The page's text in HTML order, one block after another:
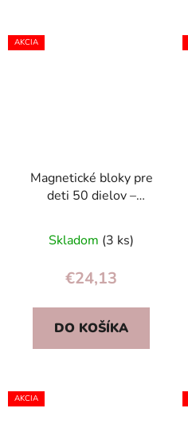
AKCIA
Magnetické bloky pre
deti 50 dielov –
STEM, kreatívna hra 3+
Skladom (3 ks)
€24,13
DO KOŠÍKA
AKCIA